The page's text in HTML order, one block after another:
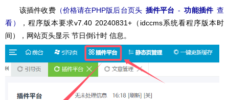
该插件收费（价格请在PHP版后台页头 插件平台 -功能插件 查
看）
，程序版本要求v7.40 20240831+（idccms系统看程序版本时
间），网站页头显示 节日倒计时 信息。